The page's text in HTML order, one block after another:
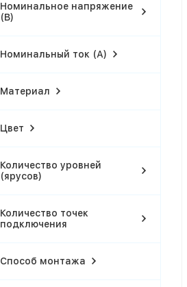
Номинальное напряжение
(В)
Номинальный ток (А)
Материал
Цвет
Количество уровней
(ярусов)
Количество точек
подключения
Способ монтажа